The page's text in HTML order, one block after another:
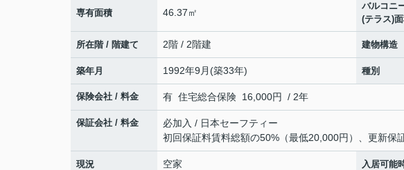
専有面積 46.37㎡
バルコニ
(テラス)
所在階 / 階建て 2階 / 2階建 建物構造
築年月 1992年9月(築33年) 種別
保険会社 / 料金 有 住宅総合保険 16,000円 / 2年
保証会社 / 料金
必加入 / 日本セーフティー
初回保証料賃料総額の50%（最低20,000円）、更新保
現況 空家 入居可能